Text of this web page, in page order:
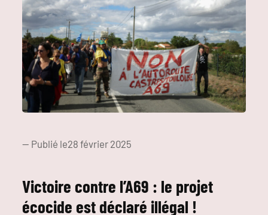
— Publié le28 février 2025
Victoire contre l’A69 : le projet
écocide est déclaré illégal !